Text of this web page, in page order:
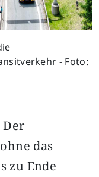
- Foto:
das
zu Ende